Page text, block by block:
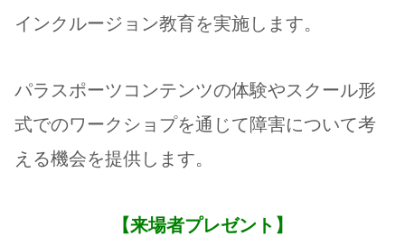
インクルージョン教育を実施します。
パラスポーツコンテンツの体験やスクール形
式でのワークショプを通じて障害について考
える機会を提供します。
【来場者プレゼント】